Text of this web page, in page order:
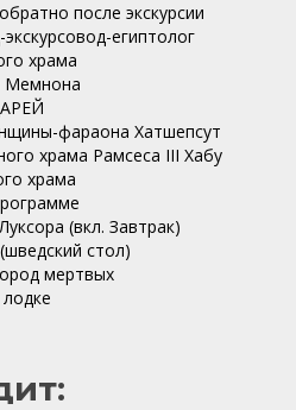
после экскурсии
египтолог
храма
Мемнона
фараона Хатшепсут
храма Рамсеса III Хабу
храма
(вкл. Завтрак)
стол)
мертвых